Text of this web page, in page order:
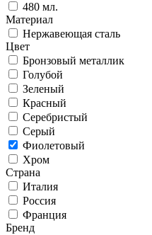
480 мл.
Материал
Нержавеющая сталь
Цвет
Бронзовый металлик
Голубой
Зеленый
Красный
Серебристый
Серый
Фиолетовый
Хром
Страна
Италия
Россия
Франция
Бренд